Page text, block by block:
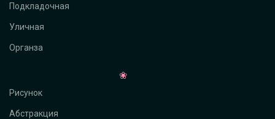
Подкладочная
Уличная
Органза
Рисунок
Абстракция